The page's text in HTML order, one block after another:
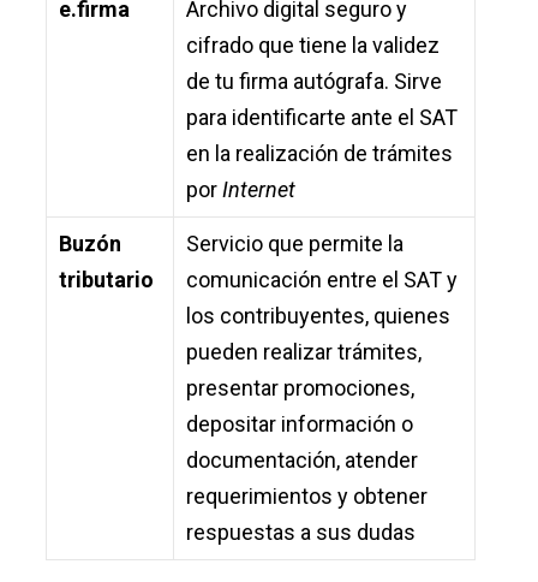
e.firma
Archivo digital seguro y
cifrado que tiene la validez
de tu firma autógrafa. Sirve
para identificarte ante el SAT
en la realización de trámites
porInternet
Buzón
tributario
Servicio que permite la
comunicación entre el SAT y
los contribuyentes, quienes
pueden realizar trámites,
presentar promociones,
depositar información o
documentación, atender
requerimientos y obtener
respuestas a sus dudas